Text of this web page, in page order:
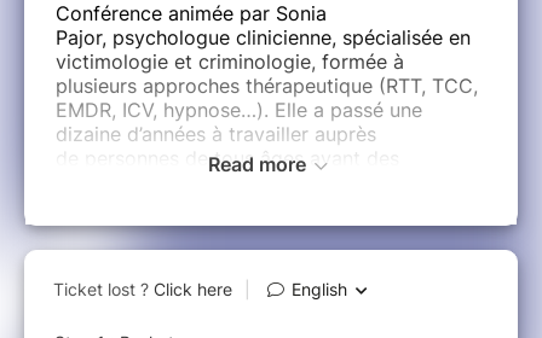
Conférence animée par Sonia
Pajor, psychologue clinicienne, spécialisée en
victimologie et criminologie, formée à
plusieurs approches thérapeutique (RTT, TCC,
EMDR, ICV, hypnose…). Elle a passé une
dizaine d’années à travailler auprès
de personnes de tous âges ayant des
interne, visant à accompagner les personnes
vers un changement durable et profond,
notamment par la RTT. Des dizaines
personnes ont déjà pu bénéficier de cette
Read more